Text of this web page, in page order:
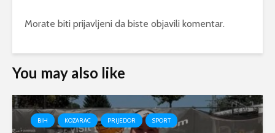
Morate biti prijavljeni da biste objavili komentar.
You may also like
BIH KOZARAC PRIJEDOR SPORT